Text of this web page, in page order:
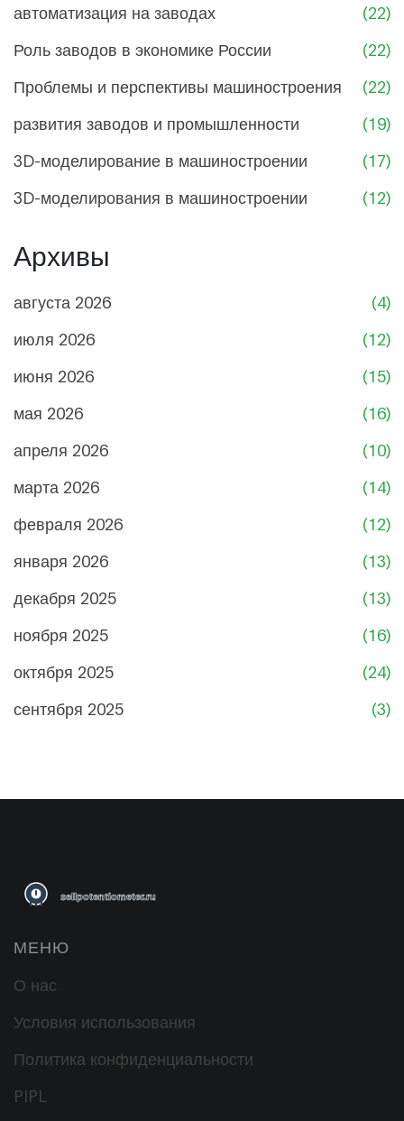
автоматизация на заводах
(22)
Роль заводов в экономике России
(22)
Проблемы и перспективы машиностроения
(22)
развития заводов и промышленности
(19)
3D-моделирование в машиностроении
(17)
3D-моделирования в машиностроении
(12)
Архивы
августа 2026
(4)
июля 2026
(12)
июня 2026
(15)
мая 2026
(16)
апреля 2026
(10)
марта 2026
(14)
февраля 2026
(12)
января 2026
(13)
декабря 2025
(13)
ноября 2025
(16)
октября 2025
(24)
сентября 2025
(3)
МЕНЮ
О нас
Условия использования
Политика конфиденциальности
PIPL